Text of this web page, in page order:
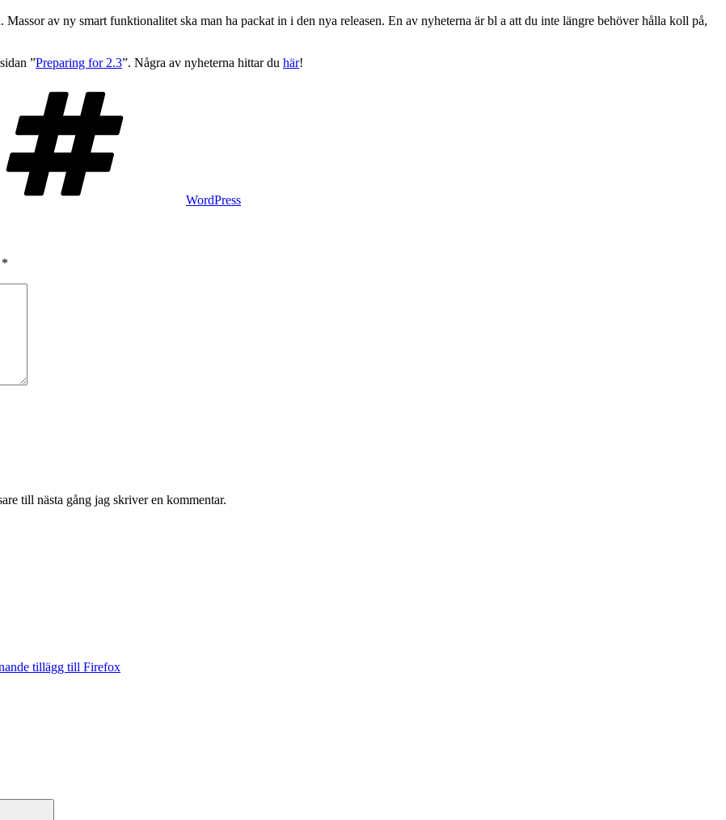
av ny smart funktionalitet ska man ha packat in i den nya releasen. En av nyheterna är bl a att du inte längre behöver hålla koll på,
”Preparing for 2.3”. Några av nyheterna hittar du här!
WordPress
*
till nästa gång jag skriver en kommentar.
tillägg till Firefox